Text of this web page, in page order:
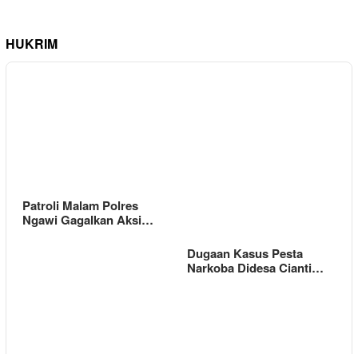
HUKRIM
Patroli Malam Polres
Ngawi Gagalkan Aksi…
Dugaan Kasus Pesta
Narkoba Didesa Cianti…